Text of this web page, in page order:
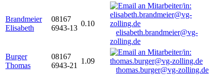
Brandmeier
Elisabeth
08167
6943-13
0.10
elisabeth.brandmeier@vg-
zolling.de
Burger
Thomas
08167
6943-21
1.09
thomas.burger@vg-zolling.de